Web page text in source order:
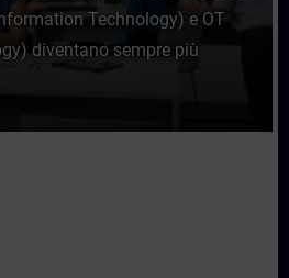
Technology) e OT
diventano sempre più